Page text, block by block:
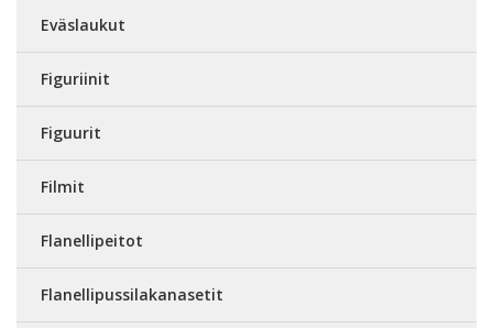
Eväslaukut
Figuriinit
Figuurit
Filmit
Flanellipeitot
Flanellipussilakanasetit